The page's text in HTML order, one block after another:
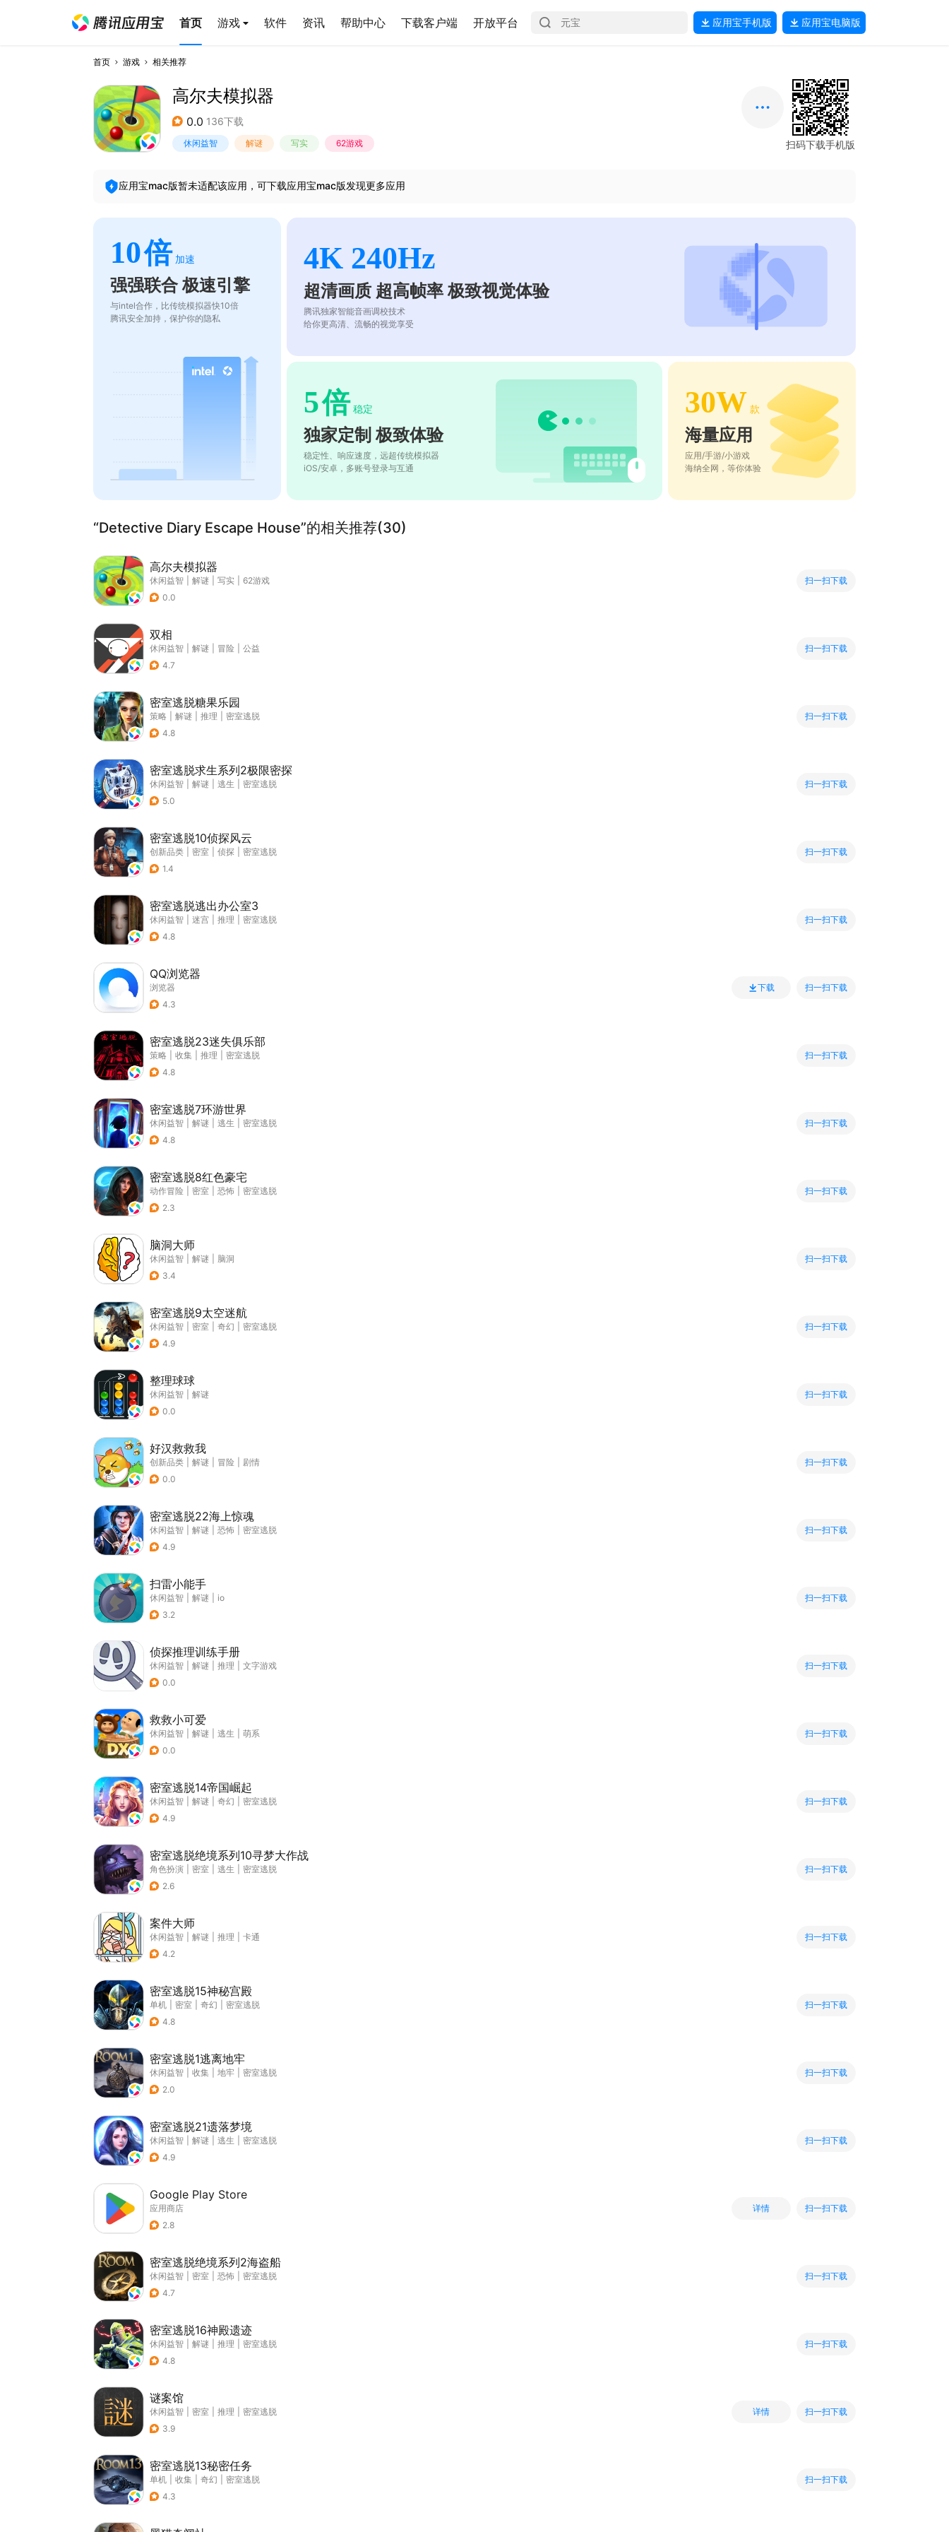
首页 游戏 软件 资讯 帮助中心 下载客户端 开放平台 应用宝手机版 应用宝电脑版
首页 游戏 相关推荐
高尔夫模拟器
0.0 136下载
休闲益智 解谜 写实 62游戏 扫码下载手机版
应用宝mac版暂未适配该应用，可下载应用宝mac版发现更多应用
10倍 加速
强强联合 极速引擎
与intel合作，比传统模拟器快10倍
腾讯安全加持，保护你的隐私
4K 240Hz
超清画质 超高帧率 极致视觉体验
腾讯独家智能音画调校技术
给你更高清、流畅的视觉享受
5倍 稳定
独家定制 极致体验
稳定性、响应速度，远超传统模拟器
iOS/安卓，多账号登录与互通
30W 款
海量应用
应用/手游/小游戏
海纳全网，等你体验
“Detective Diary Escape House”的相关推荐(30)
高尔夫模拟器
休闲益智 解谜 写实
62游戏
0.0
扫一扫下载
双相
休闲益智 解谜 冒险
公益
4.7
扫一扫下载
密室逃脱糖果乐园
策略 解谜 推理
密室逃脱
4.8
扫一扫下载
密室逃脱求生系列2极限密探
休闲益智 解谜 逃生
密室逃脱
5.0
扫一扫下载
密室逃脱10侦探风云
创新品类 密室 侦探
密室逃脱
1.4
扫一扫下载
密室逃脱逃出办公室3
休闲益智 迷宫 推理
密室逃脱
4.8
扫一扫下载
QQ浏览器
浏览器
4.3
下载 扫一扫下载
密室逃脱23迷失俱乐部
策略 收集 推理
密室逃脱
4.8
扫一扫下载
密室逃脱7环游世界
休闲益智 解谜 逃生
密室逃脱
4.8
扫一扫下载
密室逃脱8红色豪宅
动作冒险 密室 恐怖
密室逃脱
2.3
扫一扫下载
脑洞大师
休闲益智 解谜
脑洞
3.4
扫一扫下载
密室逃脱9太空迷航
休闲益智 密室 奇幻
密室逃脱
4.9
扫一扫下载
整理球球
休闲益智
解谜
0.0
扫一扫下载
好汉救救我
创新品类 解谜 冒险
剧情
0.0
扫一扫下载
密室逃脱22海上惊魂
休闲益智 解谜 恐怖
密室逃脱
4.9
扫一扫下载
扫雷小能手
休闲益智 解谜
io
3.2
扫一扫下载
侦探推理训练手册
休闲益智 解谜 推理
文字游戏
0.0
扫一扫下载
救救小可爱
休闲益智 解谜 逃生
萌系
0.0
扫一扫下载
密室逃脱14帝国崛起
休闲益智 解谜 奇幻
密室逃脱
4.9
扫一扫下载
密室逃脱绝境系列10寻梦大作战
角色扮演 密室 逃生
密室逃脱
2.6
扫一扫下载
案件大师
休闲益智 解谜 推理
卡通
4.2
扫一扫下载
密室逃脱15神秘宫殿
单机 密室 奇幻
密室逃脱
4.8
扫一扫下载
密室逃脱1逃离地牢
休闲益智 收集 地牢
密室逃脱
2.0
扫一扫下载
密室逃脱21遗落梦境
休闲益智 解谜 逃生
密室逃脱
4.9
扫一扫下载
Google Play Store
应用商店
2.8
详情 扫一扫下载
密室逃脱绝境系列2海盗船
休闲益智 密室 恐怖
密室逃脱
4.7
扫一扫下载
密室逃脱16神殿遗迹
休闲益智 解谜 推理
密室逃脱
4.8
扫一扫下载
谜案馆
休闲益智 密室 推理
密室逃脱
3.9
详情 扫一扫下载
密室逃脱13秘密任务
单机 收集 奇幻
密室逃脱
4.3
扫一扫下载